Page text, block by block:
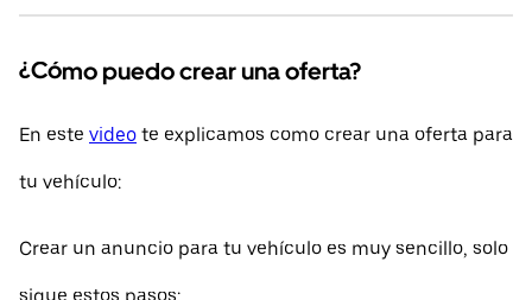
¿Cómo puedo crear una oferta?
En este video te explicamos como crear una oferta para
tu vehículo:
Crear un anuncio para tu vehículo es muy sencillo, solo